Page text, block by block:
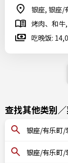
银座, 银座/
烤肉、和牛
吃晚饭:
查找其他类别
银座/有乐町/
银座/有乐町/